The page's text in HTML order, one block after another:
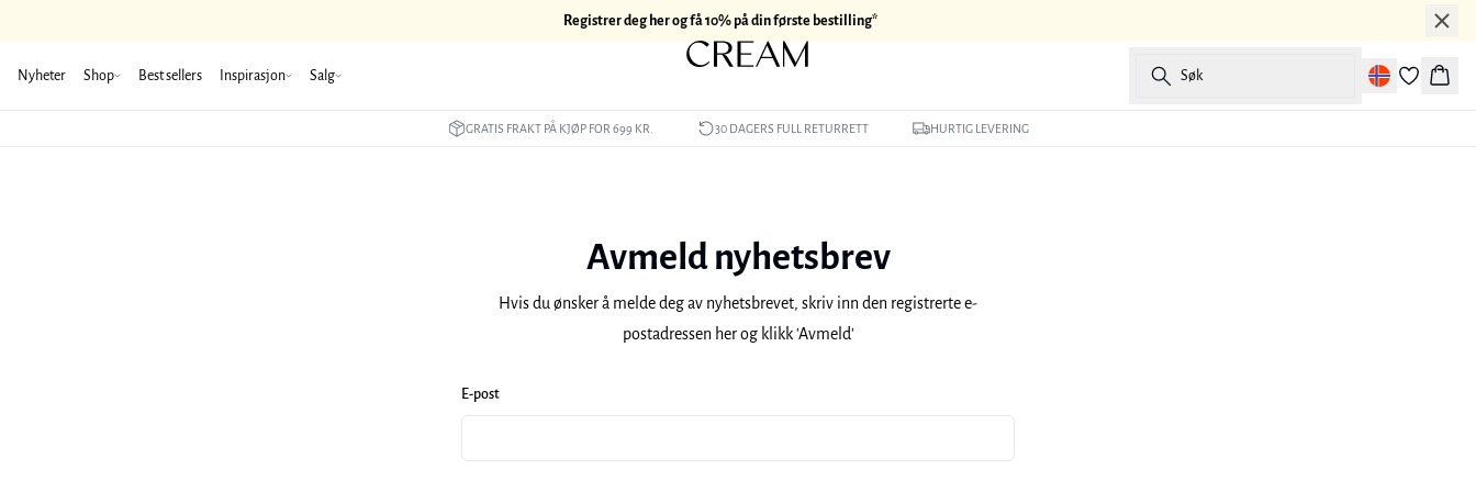
Registrer deg her og få 10% på din første bestilling*
Nyheter Shop Best sellers Inspirasjon Salg Søk
GRATIS FRAKT PÅ KJØP FOR 699 KR. 30 DAGERS FULL RETURRETT HURTIG LEVERING
Avmeld nyhetsbrev
Hvis du ønsker å melde deg av nyhetsbrevet, skriv inn den registrerte e-
postadressen her og klikk 'Avmeld'
E-post